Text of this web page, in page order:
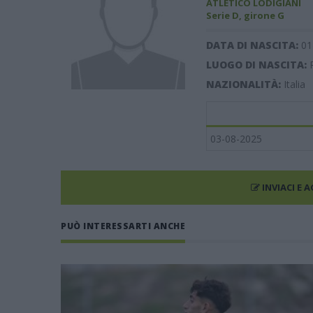
ATLETICO LODIGIANI
Serie D, girone G
DATA DI NASCITA:
LUOGO DI NASCITA:
NAZIONALITÀ: Italia
03-08-2025
INVIACI E
PUÒ INTERESSARTI ANCHE